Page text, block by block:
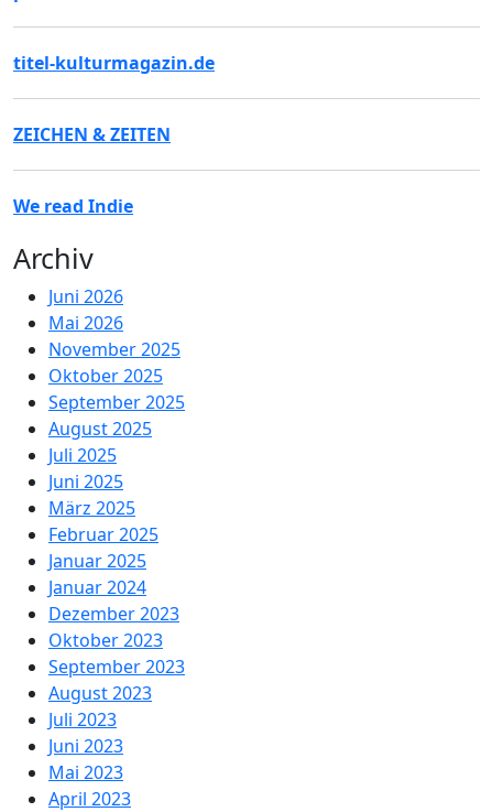
titel-kulturmagazin.de
ZEICHEN & ZEITEN
We read Indie
Archiv
Juni 2026
Mai 2026
November 2025
Oktober 2025
September 2025
August 2025
Juli 2025
Juni 2025
März 2025
Februar 2025
Januar 2025
Januar 2024
Dezember 2023
Oktober 2023
September 2023
August 2023
Juli 2023
Juni 2023
Mai 2023
April 2023